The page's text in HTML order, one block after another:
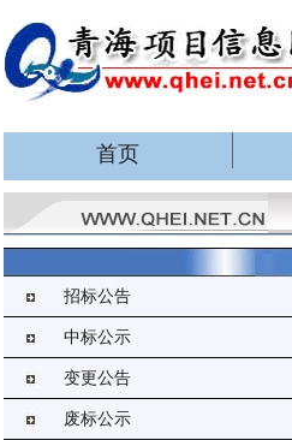
首页
招标公告
中标公示
变更公告
废标公示